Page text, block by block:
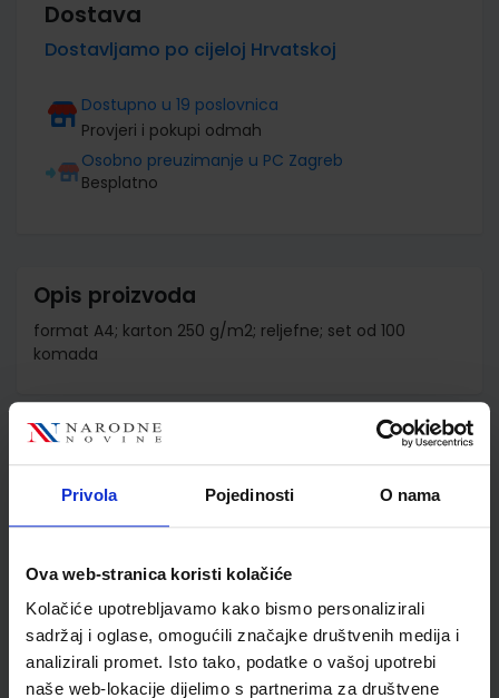
Privola Pojedinosti O nama
Ova web-stranica koristi kolačiće
Kolačiće upotrebljavamo kako bismo personalizirali
sadržaj i oglase, omogućili značajke društvenih medija i
analizirali promet. Isto tako, podatke o vašoj upotrebi
naše web-lokacije dijelimo s partnerima za društvene
Dostava
Dostavljamo po cijeloj Hrvatskoj
Dostupno u 19 poslovnica
Provjeri i pokupi odmah
Osobno preuzimanje u PC Zagreb
Besplatno
Opis proizvoda
format A4; karton 250 g/m2; reljefne; set od 100
komada
Šifra proizvoda
873952
Jedinična mjera